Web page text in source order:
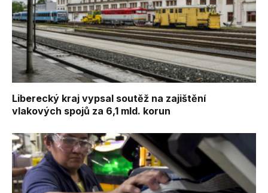
Liberecký kraj vypsal soutěž na zajištění
vlakových spojů za 6,1 mld. korun